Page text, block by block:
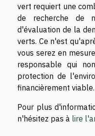
vert requiert une
de recherche de
d'évaluation de la
verts. Ce n'est
vous serez en
responsable qui
protection de
financièrement viable.
Pour plus
n'hésitez pas à lire